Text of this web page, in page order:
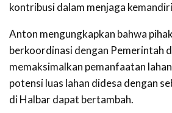
kontribusi dalam menjaga
Anton mengungkapkan bahwa
berkoordinasi dengan Pemerintah
memaksimalkan pemanfaatan
potensi luas lahan didesa dengan
di Halbar dapat bertambah.